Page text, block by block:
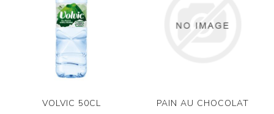
VOLVIC 50CL PAIN AU CHOCOLAT